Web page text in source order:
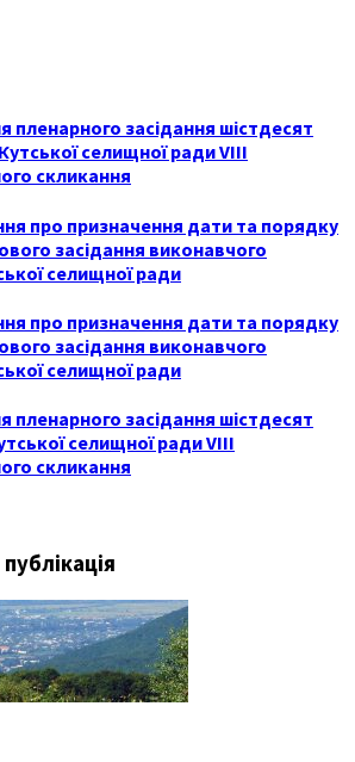
пленарного засідання шістдесят
Кутської селищної ради VIII
скликання
про призначення дати та порядку
засідання виконавчого
селищної ради
про призначення дати та порядку
засідання виконавчого
селищної ради
пленарного засідання шістдесят
селищної ради VIII
скликання